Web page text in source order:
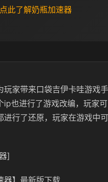
此了解奶瓶加速器
玩家带来口袋吉伊卡哇游戏
ip也进行了游戏改编，玩家
进行了还原，玩家在游戏中
]
器】最新版下载